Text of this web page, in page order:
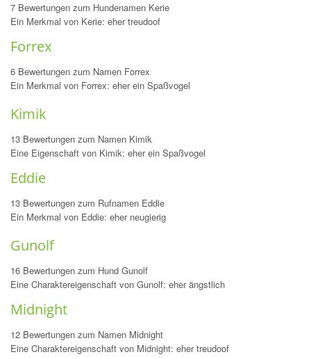
7 Bewertungen zum Hundenamen Kerie
Ein Merkmal von Kerie: eher treudoof
Forrex
6 Bewertungen zum Namen Forrex
Ein Merkmal von Forrex: eher ein Spaßvogel
Kimik
13 Bewertungen zum Namen Kimik
Eine Eigenschaft von Kimik: eher ein Spaßvogel
Eddie
13 Bewertungen zum Rufnamen Eddie
Ein Merkmal von Eddie: eher neugierig
Gunolf
16 Bewertungen zum Hund Gunolf
Eine Charaktereigenschaft von Gunolf: eher ängstlich
Midnight
12 Bewertungen zum Namen Midnight
Eine Charaktereigenschaft von Midnight: eher treudoof